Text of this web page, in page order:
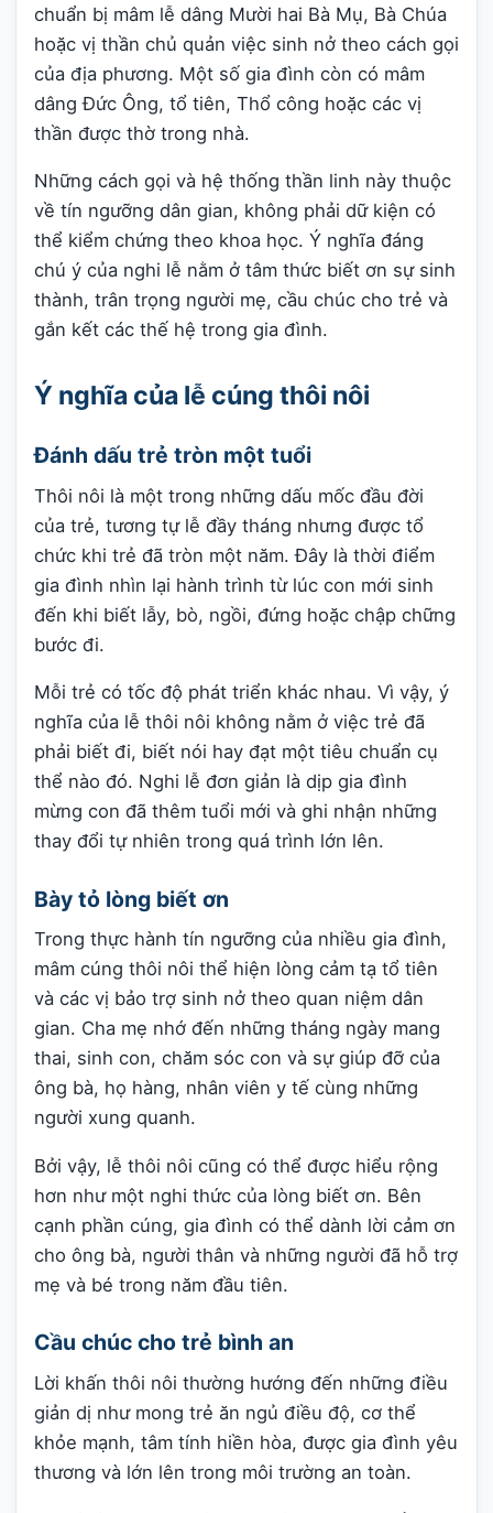
chuẩn bị mâm lễ dâng Mười hai Bà Mụ, Bà Chúa
hoặc vị thần chủ quản việc sinh nở theo cách gọi
của địa phương. Một số gia đình còn có mâm
dâng Đức Ông, tổ tiên, Thổ công hoặc các vị
thần được thờ trong nhà.
Những cách gọi và hệ thống thần linh này thuộc
về tín ngưỡng dân gian, không phải dữ kiện có
thể kiểm chứng theo khoa học. Ý nghĩa đáng
chú ý của nghi lễ nằm ở tâm thức biết ơn sự sinh
thành, trân trọng người mẹ, cầu chúc cho trẻ và
gắn kết các thế hệ trong gia đình.
Ý nghĩa của lễ cúng thôi nôi
Đánh dấu trẻ tròn một tuổi
Thôi nôi là một trong những dấu mốc đầu đời
của trẻ, tương tự lễ đầy tháng nhưng được tổ
chức khi trẻ đã tròn một năm. Đây là thời điểm
gia đình nhìn lại hành trình từ lúc con mới sinh
đến khi biết lẫy, bò, ngồi, đứng hoặc chập chững
bước đi.
Mỗi trẻ có tốc độ phát triển khác nhau. Vì vậy, ý
nghĩa của lễ thôi nôi không nằm ở việc trẻ đã
phải biết đi, biết nói hay đạt một tiêu chuẩn cụ
thể nào đó. Nghi lễ đơn giản là dịp gia đình
mừng con đã thêm tuổi mới và ghi nhận những
thay đổi tự nhiên trong quá trình lớn lên.
Bày tỏ lòng biết ơn
Trong thực hành tín ngưỡng của nhiều gia đình,
mâm cúng thôi nôi thể hiện lòng cảm tạ tổ tiên
và các vị bảo trợ sinh nở theo quan niệm dân
gian. Cha mẹ nhớ đến những tháng ngày mang
thai, sinh con, chăm sóc con và sự giúp đỡ của
ông bà, họ hàng, nhân viên y tế cùng những
người xung quanh.
Bởi vậy, lễ thôi nôi cũng có thể được hiểu rộng
hơn như một nghi thức của lòng biết ơn. Bên
cạnh phần cúng, gia đình có thể dành lời cảm ơn
cho ông bà, người thân và những người đã hỗ trợ
mẹ và bé trong năm đầu tiên.
Cầu chúc cho trẻ bình an
Lời khấn thôi nôi thường hướng đến những điều
giản dị như mong trẻ ăn ngủ điều độ, cơ thể
khỏe mạnh, tâm tính hiền hòa, được gia đình yêu
thương và lớn lên trong môi trường an toàn.